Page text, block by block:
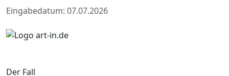
Eingabedatum: 07.07.2026
Der Fall